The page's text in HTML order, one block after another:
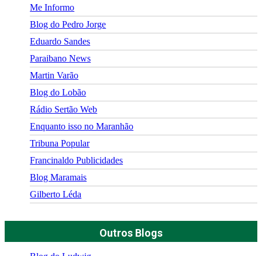
Me Informo
Blog do Pedro Jorge
Eduardo Sandes
Paraibano News
Martin Varão
Blog do Lobão
Rádio Sertão Web
Enquanto isso no Maranhão
Tribuna Popular
Francinaldo Publicidades
Blog Maramais
Gilberto Léda
Outros Blogs